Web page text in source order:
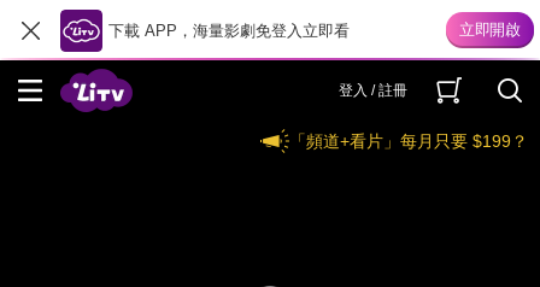
下載 APP，海量影劇免登入立即看
登入 / 註冊
「頻道+看片」每月只要 $199？